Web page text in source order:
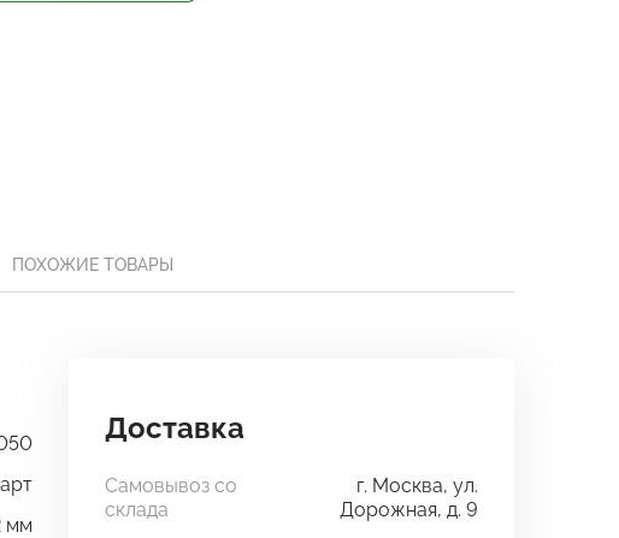
ПОХОЖИЕ ТОВАРЫ
мм
Доставка
Самовывоз со
склада
г. Москва, ул.
Дорожная, д. 9